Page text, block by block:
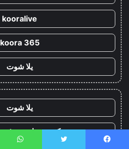
kooralive
koora 365
يلا شوت
يلا شوت
كورة ستار - koora-star